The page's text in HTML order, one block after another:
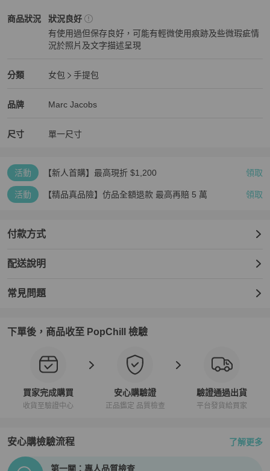
商品狀況
Marc Jacobs女包商品狀態與細節
狀況良好
有使用過但保存良好，可能有輕微使用痕跡及些微瑕疵情
況於照片及文字描述呈現
分類
Marc Jacobs女包 分類資訊
女包
手提包
品牌
Marc Jacobs精品女包品牌介紹
Marc Jacobs
Marc Jacobs推薦清單
尺寸 單一尺寸
活動 【新人首購】最高現折 $1,200 領取
活動 【精品真品險】仿品全額退款 最高再賠 5 萬 領取
付款方式
配送說明
常見問題
下單後，商品收至 PopChill 檢驗
買家完成購買
收貨至驗證中心
安心購驗證
正品鑑定 品質檢查
驗證通過出貨
平台發貨給買家
安心購檢驗流程 了解更多
PopChill拍拍圈正品驗證、安心購檢驗流程介紹
第一關：專人品質檢查